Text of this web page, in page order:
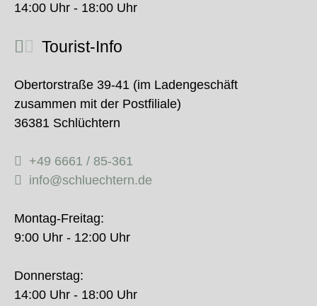
14:00 Uhr - 18:00 Uhr
Tourist-Info
Obertorstraße 39-41 (im Ladengeschäft
zusammen mit der Postfiliale)
36381 Schlüchtern
+49 6661 / 85-361
info@schluechtern.de
Montag-Freitag:
9:00 Uhr - 12:00 Uhr
Donnerstag:
14:00 Uhr - 18:00 Uhr